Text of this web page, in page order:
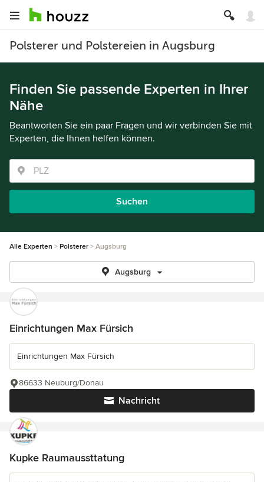
Polsterer und Polstereien in Augsburg
Finden Sie passende Experten in Ihrer
Nähe
Beantworten Sie ein paar Fragen und wir verbinden Sie mit
Experten, die Ihnen helfen können.
Suchen
Alle Experten Polsterer Augsburg
Augsburg
Einrichtungen Max Fürsich
Einrichtungen Max Fürsich
Nachricht
86633 Neuburg/Donau
Kupke Raumaussttatung